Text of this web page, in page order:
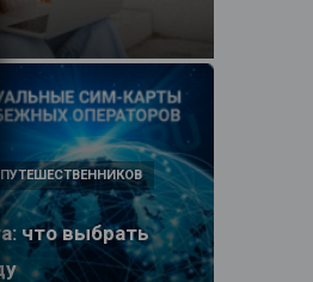
что выбрать